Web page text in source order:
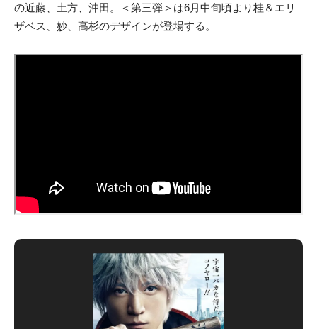
の近藤、土方、沖田。＜第三弾＞は6月中旬頃より桂＆エリ
ザベス、妙、高杉のデザインが登場する。